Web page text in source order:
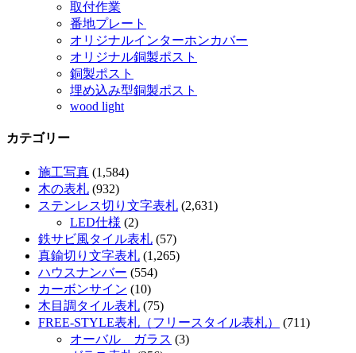
取付作業
番地プレート
オリジナルインターホンカバー
オリジナル銅製ポスト
銅製ポスト
埋め込み型銅製ポスト
wood light
カテゴリー
施工写真 (1,584)
木の表札 (932)
ステンレス切り文字表札 (2,631)
LED仕様 (2)
鉄サビ風タイル表札 (57)
真鍮切り文字表札 (1,265)
ハウスナンバー (554)
カーボンサイン (10)
木目調タイル表札 (75)
FREE-STYLE表札（フリースタイル表札）
(711)
オーバル ガラス (3)